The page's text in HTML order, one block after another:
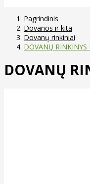
Pagrindinis
Dovanos ir kita
Dovanų rinkiniai
DOVANŲ RINKINYS
DOVANŲ